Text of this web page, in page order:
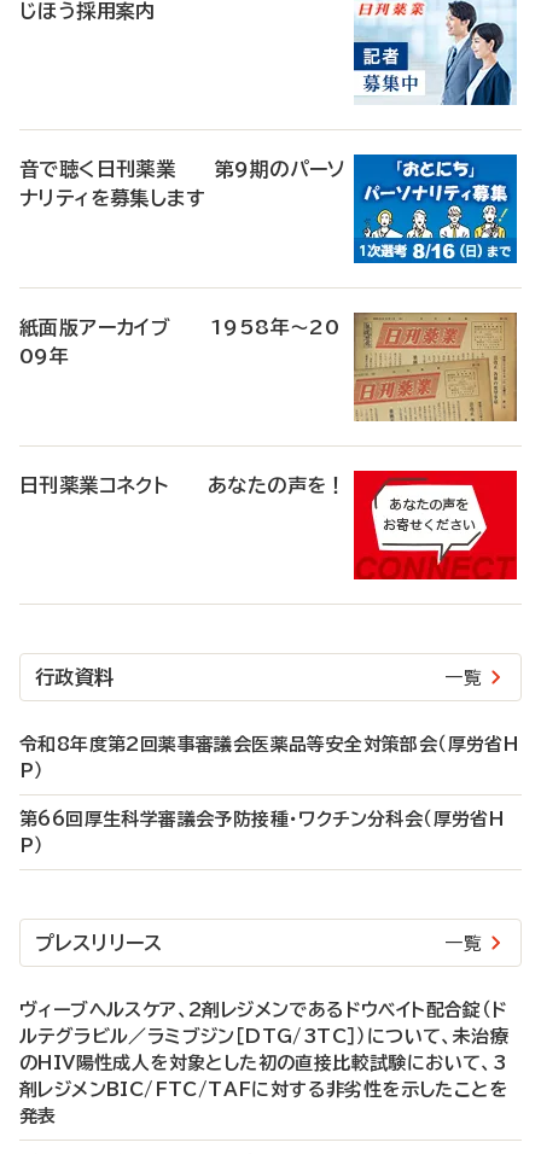
じほう採用案内
音で聴く日刊薬業 第9期のパーソ
ナリティを募集します
紙面版アーカイブ 1958年～20
09年
日刊薬業コネクト あなたの声を！
行政資料 一覧
令和8年度第2回薬事審議会医薬品等安全対策部会（厚労省H
P）
第66回厚生科学審議会予防接種・ワクチン分科会（厚労省H
P）
プレスリリース 一覧
ヴィーブヘルスケア、2剤レジメンであるドウベイト配合錠（ド
ルテグラビル／ラミブジン［DTG/3TC］）について、未治療
のHIV陽性成人を対象とした初の直接比較試験において、3
剤レジメンBIC/FTC/TAFに対する非劣性を示したことを
発表